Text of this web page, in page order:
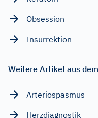
Obsession
Insurrektion
Weitere Artikel aus
Arteriospasmus
Herzdiagnostik